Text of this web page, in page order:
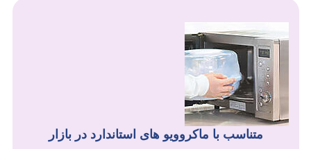
متناسب با ماکروویو های استاندارد در بازار